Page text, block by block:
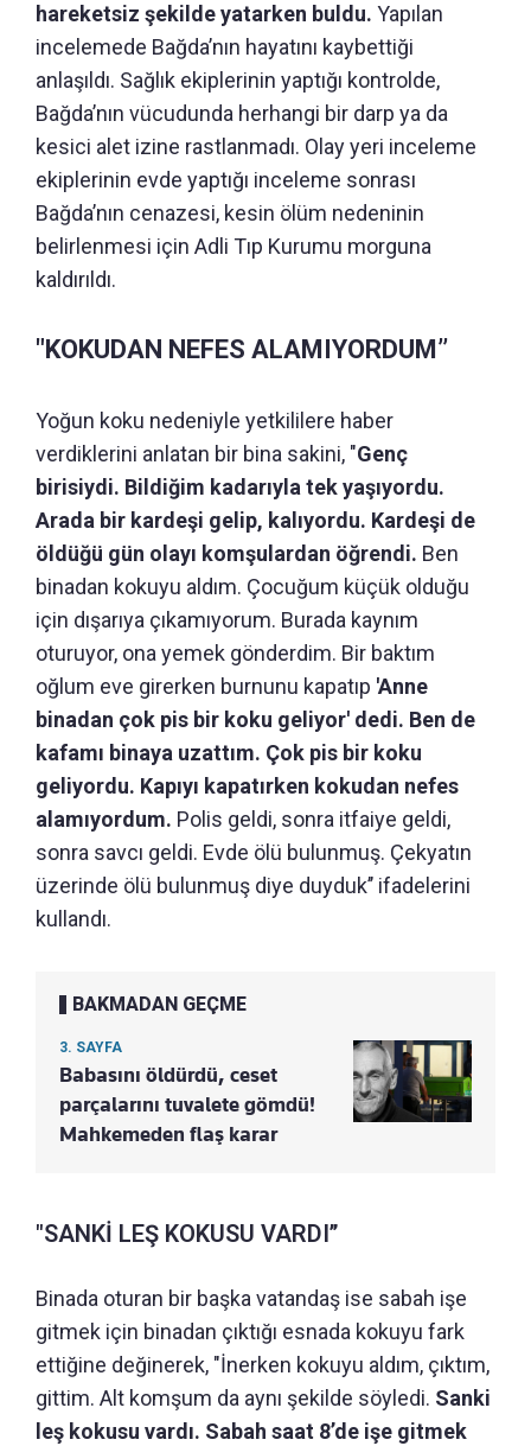
hareketsiz şekilde yatarken buldu. Yapılan
incelemede Bağda’nın hayatını kaybettiği
anlaşıldı. Sağlık ekiplerinin yaptığı kontrolde,
Bağda’nın vücudunda herhangi bir darp ya da
kesici alet izine rastlanmadı. Olay yeri inceleme
ekiplerinin evde yaptığı inceleme sonrası
Bağda’nın cenazesi, kesin ölüm nedeninin
belirlenmesi için Adli Tıp Kurumu morguna
kaldırıldı.
"KOKUDAN NEFES ALAMIYORDUM’’
Yoğun koku nedeniyle yetkililere haber
verdiklerini anlatan bir bina sakini, "Genç
birisiydi. Bildiğim kadarıyla tek yaşıyordu.
Arada bir kardeşi gelip, kalıyordu. Kardeşi de
öldüğü gün olayı komşulardan öğrendi. Ben
binadan kokuyu aldım. Çocuğum küçük olduğu
için dışarıya çıkamıyorum. Burada kaynım
oturuyor, ona yemek gönderdim. Bir baktım
oğlum eve girerken burnunu kapatıp 'Anne
binadan çok pis bir koku geliyor' dedi. Ben de
kafamı binaya uzattım. Çok pis bir koku
geliyordu. Kapıyı kapatırken kokudan nefes
alamıyordum. Polis geldi, sonra itfaiye geldi,
sonra savcı geldi. Evde ölü bulunmuş. Çekyatın
üzerinde ölü bulunmuş diye duyduk’’ ifadelerini
kullandı.
BAKMADAN GEÇME
3. SAYFA
Babasını öldürdü, ceset
parçalarını tuvalete gömdü!
Mahkemeden flaş karar
"SANKİ LEŞ KOKUSU VARDI’’
Binada oturan bir başka vatandaş ise sabah işe
gitmek için binadan çıktığı esnada kokuyu fark
ettiğine değinerek, "İnerken kokuyu aldım, çıktım,
gittim. Alt komşum da aynı şekilde söyledi. Sanki
leş kokusu vardı. Sabah saat 8’de işe gitmek